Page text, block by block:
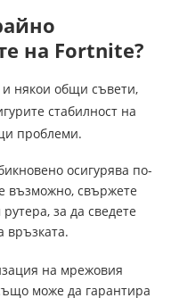
на Fortnite?
и някои общи съвети,
стабилност на
проблеми.
осигурява по-
възможно, свържете
за да сведете
връзката.
на мрежовия
може да гарантира